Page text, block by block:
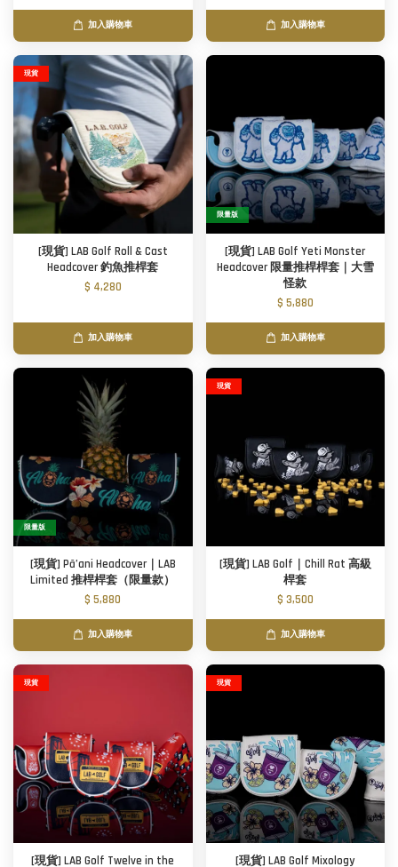
加入購物車 加入購物車
現貨
[現貨] LAB Golf Roll & Cast
Headcover 釣魚推桿套
$ 4,280
加入購物車
限量版
[現貨] LAB Golf Yeti Monster
Headcover 限量推桿桿套｜大雪
怪款
$ 5,880
加入購物車
限量版
[現貨] Pā’ani Headcover｜LAB
Limited 推桿桿套（限量款）
$ 5,880
加入購物車
現貨
[現貨] LAB Golf｜Chill Rat 高級
桿套
$ 3,500
加入購物車
現貨
[現貨] LAB Golf Twelve in the
現貨
[現貨] LAB Golf Mixology